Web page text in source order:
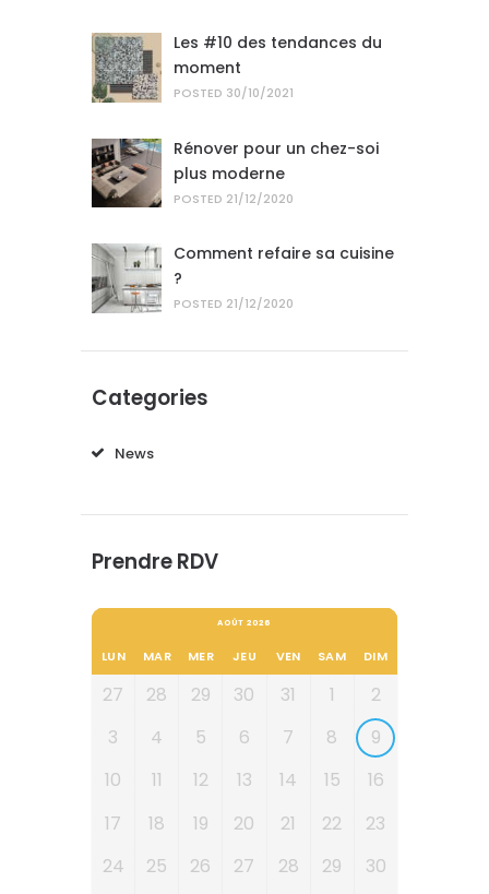
Les #10 des tendances du
moment
POSTED 30/10/2021
Rénover pour un chez-soi
plus moderne
POSTED 21/12/2020
Comment refaire sa cuisine
?
POSTED 21/12/2020
Categories
News
Prendre RDV
AOÛT 2026
LUN MAR MER JEU VEN SAM DIM
27 28 29 30 31 1
2
3
4 5 6 7 8
9
10
11 12 13 14 15
16
17
18 19 20 21 22
23
24
25 26 27 28 29
30